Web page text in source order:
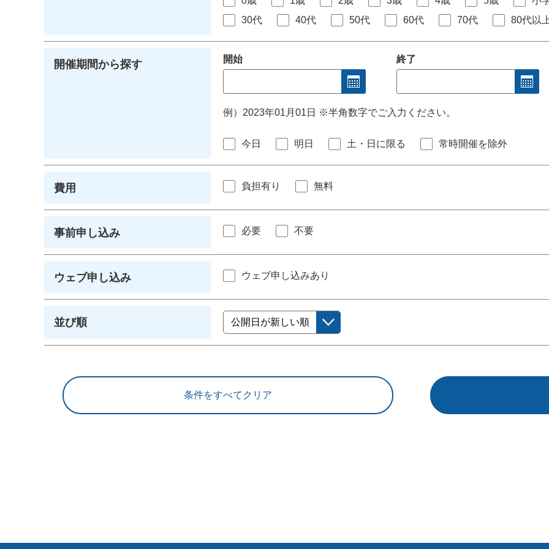
30代
40代 50代 60代 70代 80代以
開催期間から探す 開始 終了
例）2023年01月01日 ※半角数字でご入力ください。
今日 明日 土・日に限る 常時開催を除外
費用 負担有り 無料
事前申し込み 必要 不要
ウェブ申し込み ウェブ申し込みあり
並び順